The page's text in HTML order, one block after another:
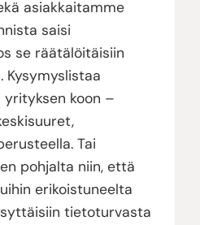
asiakkaitamme
saisi
se räätälöitäisiin
Kysymyslistaa
koon –
Tai
pohjalta niin, että
erikoistuneelta
tietoturvasta